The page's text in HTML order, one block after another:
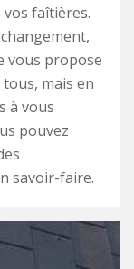
faîtières.
vous propose
tous, mais en
à vous
pouvez
savoir-faire.